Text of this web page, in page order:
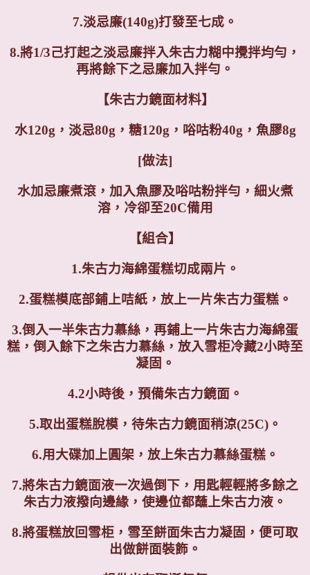
7.淡忌廉(140g)打發至七成。
8.將1/3己打起之淡忌廉拌入朱古力糊中攪拌均勻，
再將餘下之忌廉加入拌勻。
【朱古力鏡面材料】
水120g，淡忌80g，糖120g，唂咕粉40g，魚膠8g
[做法]
水加忌廉煮滾，加入魚膠及唂咕粉拌勻，細火煮
溶，冷卻至20C備用
【組合】
1.朱古力海綿蛋糕切成兩片。
2.蛋糕模底部鋪上咭紙，放上一片朱古力蛋糕。
3.倒入一半朱古力慕絲，再鋪上一片朱古力海綿蛋
糕，倒入餘下之朱古力慕絲，放入雪柜冷藏2小時至
凝固。
4.2小時後，預備朱古力鏡面。
5.取出蛋糕脫模，待朱古力鏡面稍涼(25C)。
6.用大碟加上圓架，放上朱古力慕絲蛋糕。
7.將朱古力鏡面液一次過倒下，用匙輕輕將多餘之
朱古力液撥向邊緣，使邊位都蘸上朱古力液。
8.將蛋糕放回雪柜，雪至餅面朱古力凝固，便可取
出做餅面裝飾。